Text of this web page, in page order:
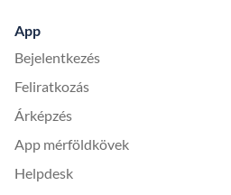
App
Bejelentkezés
Feliratkozás
Árképzés
App mérföldkövek
Helpdesk